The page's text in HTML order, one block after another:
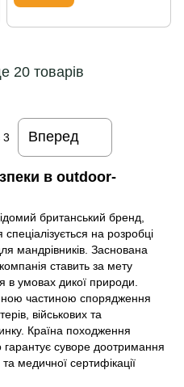
20 товарів
3 Вперед
в outdoor-
британський бренд,
на розробці
мандрівників. Заснована
ставить за мету
в умовах дикої природи.
частиною спорядження
військових та
Країна походження
суворе доотримання
медичної сертифікації